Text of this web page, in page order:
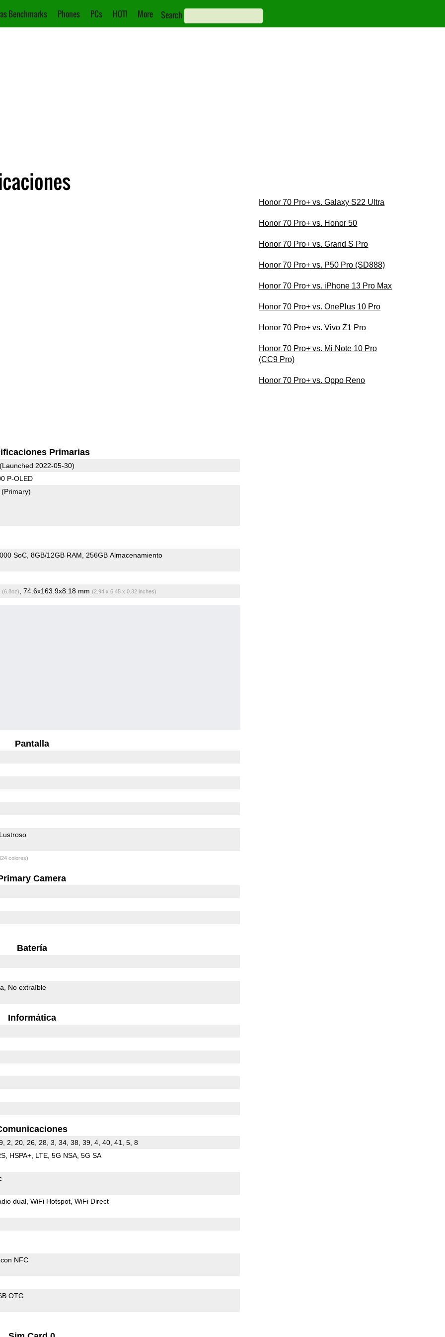
Benchmarks Phones PCs HOT! More Search
Primarias
2022-05-30)
P-OLED
(Primary)
SoC 8GB/12GB RAM 256GB Almacenamiento
(6.8oz) , 74.6x163.9x8.18 mm (2.94 x 6.45 x 0.32 inches)
Pantalla
colores)
Camera
Batería
No extraíble
Informática
2, 20, 26, 28, 3, 34, 38, 39, 4, 40, 41, 5, 8
HSPA+ LTE 5G NSA 5G SA
dual WiFi Hotspot WiFi Direct
NFC
OTG
Honor 70 Pro+ vs. Galaxy S22 Ultra
Honor 70 Pro+ vs. Honor 50
Honor 70 Pro+ vs. Grand S Pro
Honor 70 Pro+ vs. P50 Pro (SD888)
Honor 70 Pro+ vs. iPhone 13 Pro Max
Honor 70 Pro+ vs. OnePlus 10 Pro
Honor 70 Pro+ vs. Vivo Z1 Pro
Honor 70 Pro+ vs. Mi Note 10 Pro
(CC9 Pro)
Honor 70 Pro+ vs. Oppo Reno